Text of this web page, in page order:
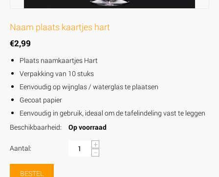
Naam plaats kaartjes hart
€2,99
Plaats naamkaartjes Hart
Verpakking van 10 stuks
Eenvoudig op wijnglas / waterglas te plaatsen
Gecoat papier
Eenvoudig in gebruik, ideaal om de tafelindeling vast te leggen
Beschikbaarheid:
Op voorraad
Aantal:
+
−
BESTEL